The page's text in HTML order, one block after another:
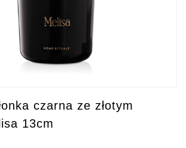
czarna ze złotym
13cm